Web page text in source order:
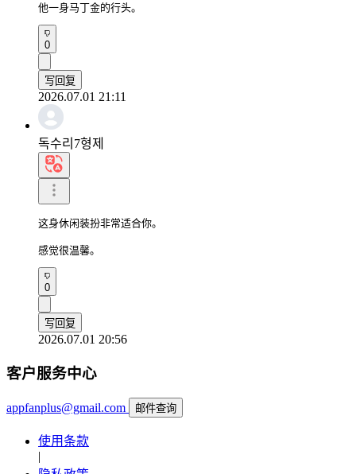
他一身马丁金的行头。
0
写回复
2026.07.01 21:11
독수리7형제
这身休闲装扮非常适合你。
感觉很温馨。
0
写回复
2026.07.01 20:56
客户服务中心
appfanplus@gmail.com 邮件查询
使用条款
|